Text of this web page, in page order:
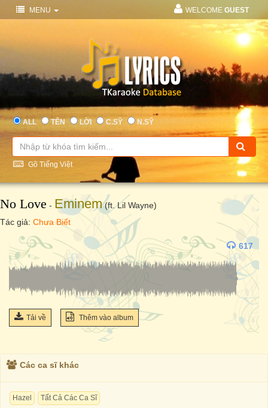
MENU WELCOME GUEST
ALL TÊN LỜI C.SỸ N.SỸ
Gõ Tiếng Việt
No Love - Eminem(ft. Lil Wayne)
Tác giả: Chưa Biết
617
Tải về Thêm vào album
Các ca sĩ khác
Hazel Tất Cả Các Ca Sĩ